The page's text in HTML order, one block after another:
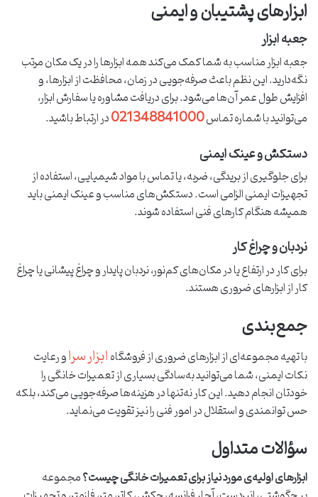
ابزارهای پشتیبان و ایمنی
جعبه ابزار
جعبه ابزار مناسب به شما کمک می‌کند همه ابزارها را در یک مکان مرتب
نگه‌دارید. این نظم باعث صرفه‌جویی در زمان، محافظت از ابزارها، و
افزایش طول عمر آن‌ها می‌شود. برای دریافت مشاوره یا سفارش ابزار،
می‌توانید با شماره تماس021348841000در ارتباط باشید.
دستکش و عینک ایمنی
برای جلوگیری از بریدگی، ضربه، یا تماس با مواد شیمیایی، استفاده از
تجهیزات ایمنی الزامی است. دستکش‌های مناسب و عینک ایمنی باید
همیشه هنگام کارهای فنی استفاده شوند.
نردبان و چراغ کار
برای کار در ارتفاع یا در مکان‌های کم‌نور، نردبان پایدار و چراغ پیشانی یا چراغ
کار از ابزارهای ضروری هستند.
جمع‌بندی
با تهیه مجموعه‌ای از ابزارهای ضروری از فروشگاهابزار سراو رعایت
نکات ایمنی، شما می‌توانید به‌سادگی بسیاری از تعمیرات خانگی را
خودتان انجام دهید. این کار نه‌تنها در هزینه‌ها صرفه‌جویی می‌کند، بلکه
حس توانمندی و استقلال در امور فنی را نیز تقویت می‌نماید.
سؤالات متداول
ابزارهای اولیه‌ی مورد نیاز برای تعمیرات خانگی چیست؟مجموعه